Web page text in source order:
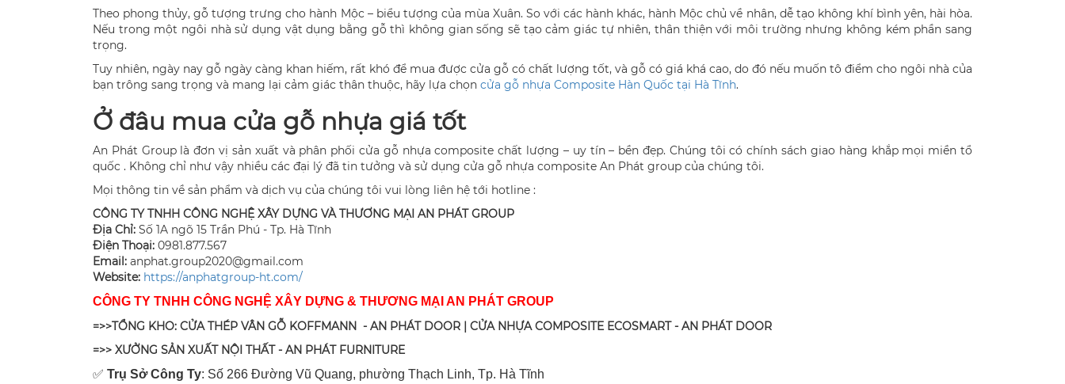
Theo phong thủy, gỗ tượng trưng cho hành Mộc – biểu tượng của mùa Xuân. So với các hành khác, hành Mộc chủ về nhân, dễ tạo không khí bình yên, hài hòa.
Nếu trong một ngôi nhà sử dụng vật dụng bằng gỗ thì không gian sống sẽ tạo cảm giác tự nhiên, thân thiện với môi trường nhưng không kém phần sang
trọng.
Tuy nhiên, ngày nay gỗ ngày càng khan hiếm, rất khó để mua được cửa gỗ có chất lượng tốt, và gỗ có giá khá cao, do đó nếu muốn tô điểm cho ngôi nhà của
bạn trông sang trọng và mang lại cảm giác thân thuộc, hãy lựa chọn cửa gỗ nhựa Composite Hàn Quốc tại Hà Tĩnh.
Ở đâu mua cửa gỗ nhựa giá tốt
An Phát Group là đơn vị sản xuất và phân phối cửa gỗ nhựa composite chất lượng – uy tín – bền đẹp. Chúng tôi có chính sách giao hàng khắp mọi miền tổ
quốc . Không chỉ như vậy nhiều các đại lý đã tin tưởng và sử dụng cửa gỗ nhựa composite An Phát group của chúng tôi.
Mọi thông tin về sản phẩm và dịch vụ của chúng tôi vui lòng liên hệ tới hotline :
CÔNG TY TNHH CÔNG NGHỆ XÂY DỰNG VÀ THƯƠNG MẠI AN PHÁT GROUP
Địa Chỉ: Số 1A ngõ 15 Trần Phú - Tp. Hà Tĩnh
Điện Thoại: 0981.877.567
Email: anphat.group2020@gmail.com
​Website: https://anphatgroup-ht.com/
CÔNG TY TNHH CÔNG NGHỆ XÂY DỰNG & THƯƠNG MẠI AN PHÁT GROUP
=>>TỔNG KHO: CỬA THÉP VÂN GỖ KOFFMANN - AN PHÁT DOOR | CỬA NHỰA COMPOSITE ECOSMART - AN PHÁT DOOR
=>> XƯỞNG SẢN XUẤT NỘI THẤT - AN PHÁT FURNITURE
✅ Trụ Sở Công Ty: Số 266 Đường Vũ Quang, phường Thạch Linh, Tp. Hà Tĩnh